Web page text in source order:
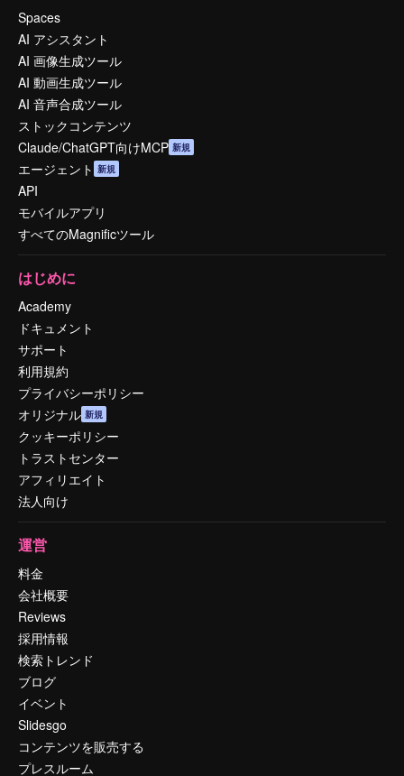
Spaces
AI アシスタント
AI 画像生成ツール
AI 動画生成ツール
AI 音声合成ツール
ストックコンテンツ
Claude/ChatGPT向けMCP 新規
エージェント 新規
API
モバイルアプリ
すべてのMagnificツール
はじめに
Academy
ドキュメント
サポート
利用規約
プライバシーポリシー
オリジナル 新規
クッキーポリシー
トラストセンター
アフィリエイト
法人向け
運営
料金
会社概要
Reviews
採用情報
検索トレンド
ブログ
イベント
Slidesgo
コンテンツを販売する
プレスルーム